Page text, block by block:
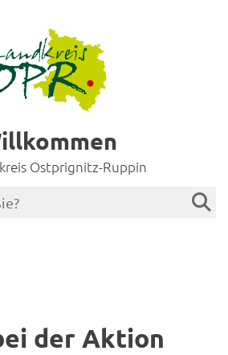
Ostprignitz-Ruppin
der Ak­ti­on